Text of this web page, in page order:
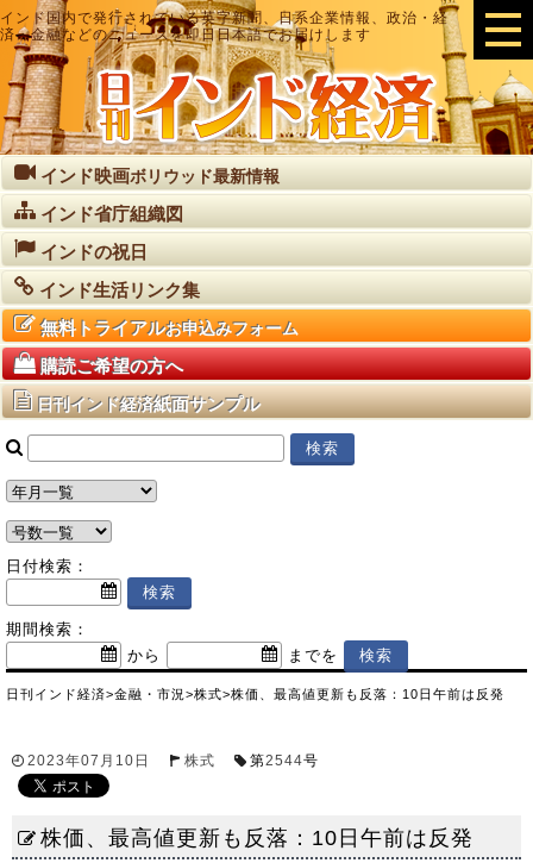
インド国内で発行されている英字新聞、日系企業情報、政治・経
済・金融などのニュースを即日日本語でお届けします
インド映画ボリウッド最新情報
インド省庁組織図
インドの祝日
インド生活リンク集
無料トライアルお申込みフォーム
購読ご希望の方へ
日刊インド経済紙面サンプル
日付検索：
期間検索：
から
までを
日刊インド経済>金融・市況 >株式>株価、最高値更新も反落：10日午前は反発
2023年07月10日 株式 第2544号
株価、最高値更新も反落：10日午前は反発